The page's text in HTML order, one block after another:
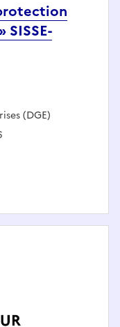
(DGE)
de mission «